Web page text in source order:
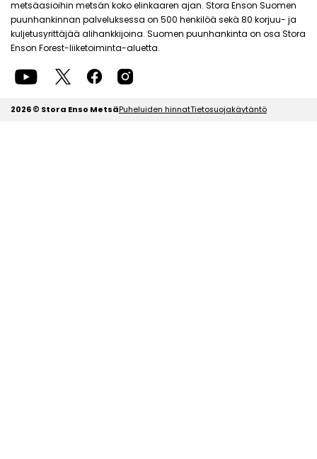
metsäasioihin metsän koko elinkaaren ajan. Stora Enson Suomen
puunhankinnan palveluksessa on 500 henkilöä sekä 80 korjuu- ja
kuljetusyrittäjää alihankkijoina. Suomen puunhankinta on osa Stora
Enson Forest-liiketoiminta-aluetta.
2026 © Stora Enso MetsäPuheluiden hinnatTietosuojakäytäntö